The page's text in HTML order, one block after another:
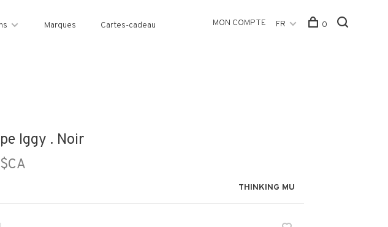
Marques Cartes-cadeau MON COMPTE FR 0
Iggy . Noir
THINKING MU